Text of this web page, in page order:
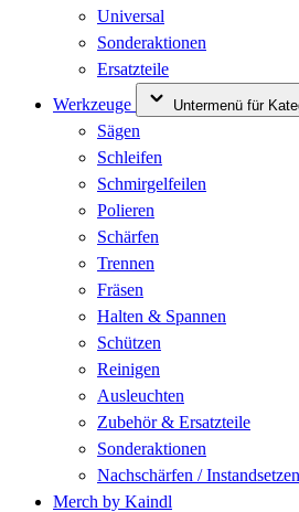
Universal
Sonderaktionen
Ersatzteile
Werkzeuge
Untermenü für
Sägen
Schleifen
Schmirgelfeilen
Polieren
Schärfen
Trennen
Fräsen
Halten & Spannen
Schützen
Reinigen
Ausleuchten
Zubehör & Ersatzteile
Sonderaktionen
Nachschärfen /
Merch by Kaindl